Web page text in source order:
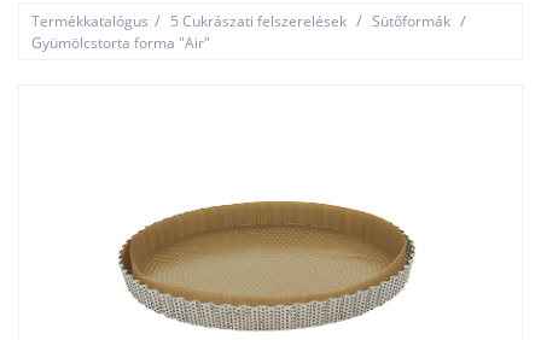
Termékkatalógus / 5 Cukrászati felszerelések / Sütőformák /
Gyümölcstorta forma "Air"